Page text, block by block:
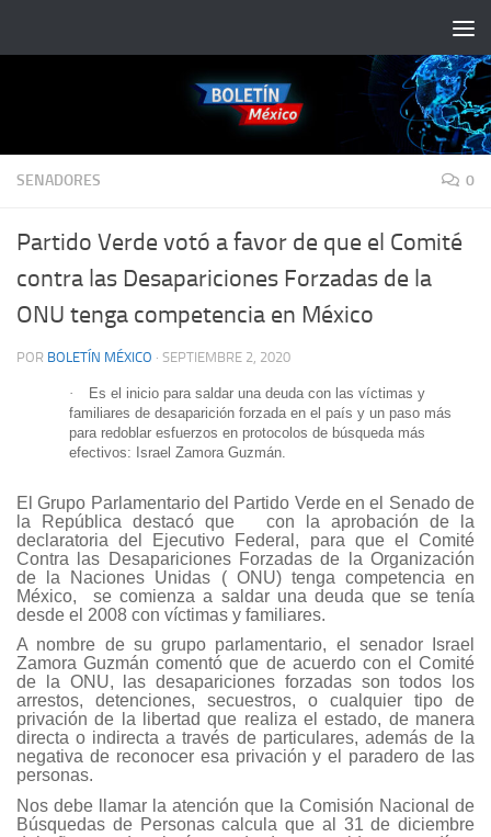
SENADORES 0
Partido Verde votó a favor de que el Comité
contra las Desapariciones Forzadas de la
ONU tenga competencia en México
POR BOLETÍN MÉXICO · SEPTIEMBRE 2, 2020
·
Es el inicio para saldar una deuda con las víctimas y
familiares de desaparición forzada en el país y un paso más
para redoblar esfuerzos en protocolos de búsqueda más
efectivos: Israel Zamora Guzmán.
El Grupo Parlamentario del Partido Verde en el Senado de
la República destacó que con la aprobación de la
declaratoria del Ejecutivo Federal, para que el Comité
Contra las Desapariciones Forzadas de la Organización
de la Naciones Unidas ( ONU) tenga competencia en
México, se comienza a saldar una deuda que se tenía
desde el 2008 con víctimas y familiares.
A nombre de su grupo parlamentario, el senador Israel
Zamora Guzmán comentó que de acuerdo con el Comité
de la ONU, las desapariciones forzadas son todos los
arrestos, detenciones, secuestros, o cualquier tipo de
privación de la libertad que realiza el estado, de manera
directa o indirecta a través de particulares, además de la
negativa de reconocer esa privación y el paradero de las
personas.
Nos debe llamar la atención que la Comisión Nacional de
Búsquedas de Personas calcula que al 31 de diciembre